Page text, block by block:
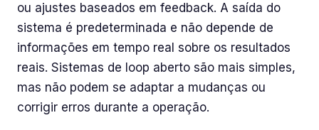
ou ajustes baseados em feedback. A saída do
sistema é predeterminada e não depende de
informações em tempo real sobre os resultados
reais. Sistemas de loop aberto são mais simples,
mas não podem se adaptar a mudanças ou
corrigir erros durante a operação.